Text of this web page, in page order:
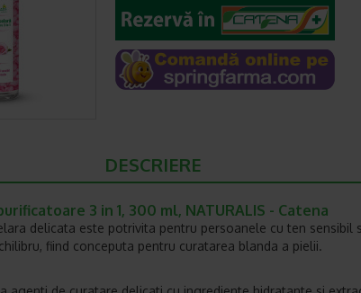
DESCRIERE
3 in 1, 300 ml, NATURALIS - Catena
delicata este potrivita pentru persoanele cu ten sensibil
fiind conceputa pentru curatarea blanda a pielii.